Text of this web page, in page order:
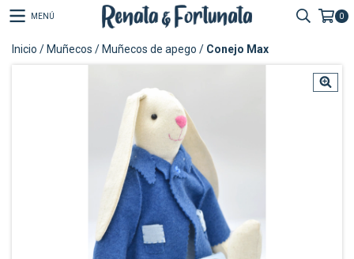
MENÚ 0
Inicio / Muñecos / Muñecos de apego / Conejo Max